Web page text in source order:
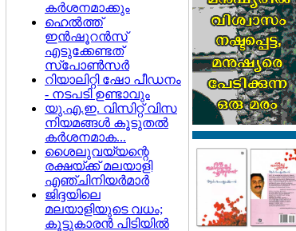
കര്‍ശനമാക്കും
ഹെല്‍ത്ത്
ഇന്‍ഷൂറന്‍സ്
എടുക്കേണ്ടത്
സ്പോണ്‍സര്‍
റിയാലിറ്റി ഷോ പീഡനം
- നടപടി ഉണ്ടാവും
യു.എ.ഇ. വിസിറ്റ് വിസ
നിയമങ്ങള്‍ കൂടുതല്‍
കര്‍ശനമാക...
ശൈലുവയ്യന്റെ
രക്ഷയ്ക്ക് മലയാളി
എഞ്ചിനിയര്‍മാര്‍
ജിദ്ദയിലെ
മലയാളിയുടെ വധം;
കൂട്ടുകാരന്‍ പിടിയില്‍